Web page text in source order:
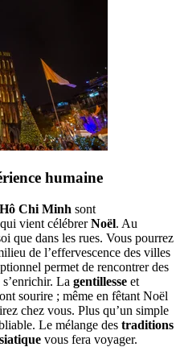
humaine
Hô Chi Minh sont
vient célébrerNoël. Au
que dans les rues. Vous pourrez
de l’effervescence des villes
permet de rencontrer des
La gentillesse et
sourire ; même en fêtant Noël
chez vous. Plus qu’un simple
Le mélange des traditions
vous fera voyager.